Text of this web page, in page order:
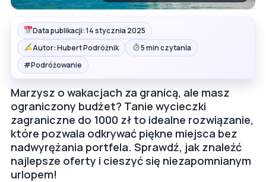
Data publikacji: 14 stycznia 2025
Autor: Hubert Podróżnik
5 min czytania
#Podróżowanie
Marzysz o wakacjach za granicą, ale masz
ograniczony budżet? Tanie wycieczki
zagraniczne do 1000 zł to idealne rozwiązanie,
które pozwala odkrywać piękne miejsca bez
nadwyrężania portfela. Sprawdź, jak znaleźć
najlepsze oferty i cieszyć się niezapomnianym
urlopem!